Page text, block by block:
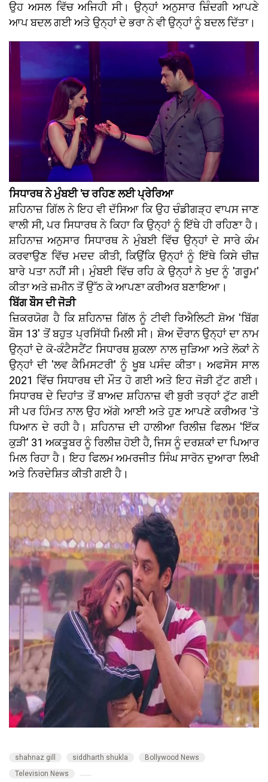
ਉਹ ਅਸਲ ਵਿੱਚ ਅਜਿਹੀ ਸੀ। ਉਨ੍ਹਾਂ ਅਨੁਸਾਰ ਜ਼ਿੰਦਗੀ ਆਪਣੇ
ਆਪ ਬਦਲ ਗਈ ਅਤੇ ਉਨ੍ਹਾਂ ਦੇ ਭਰਾ ਨੇ ਵੀ ਉਨ੍ਹਾਂ ਨੂੰ ਬਦਲ ਦਿੱਤਾ।
ਸਿਧਾਰਥ ਨੇ ਮੁੰਬਈ 'ਚ ਰਹਿਣ ਲਈ ਪ੍ਰੇਰਿਆ
ਸ਼ਹਿਨਾਜ਼ ਗਿੱਲ ਨੇ ਇਹ ਵੀ ਦੱਸਿਆ ਕਿ ਉਹ ਚੰਡੀਗੜ੍ਹ ਵਾਪਸ ਜਾਣ
ਵਾਲੀ ਸੀ, ਪਰ ਸਿਧਾਰਥ ਨੇ ਕਿਹਾ ਕਿ ਉਨ੍ਹਾਂ ਨੂੰ ਇੱਥੇ ਹੀ ਰਹਿਣਾ ਹੈ।
ਸ਼ਹਿਨਾਜ਼ ਅਨੁਸਾਰ ਸਿਧਾਰਥ ਨੇ ਮੁੰਬਈ ਵਿੱਚ ਉਨ੍ਹਾਂ ਦੇ ਸਾਰੇ ਕੰਮ
ਕਰਵਾਉਣ ਵਿੱਚ ਮਦਦ ਕੀਤੀ, ਕਿਉਂਕਿ ਉਨ੍ਹਾਂ ਨੂੰ ਇੱਥੇ ਕਿਸੇ ਚੀਜ਼
ਬਾਰੇ ਪਤਾ ਨਹੀਂ ਸੀ। ਮੁੰਬਈ ਵਿੱਚ ਰਹਿ ਕੇ ਉਨ੍ਹਾਂ ਨੇ ਖੁਦ ਨੂੰ 'ਗਰੂਮ'
ਕੀਤਾ ਅਤੇ ਜ਼ਮੀਨ ਤੋਂ ਉੱਠ ਕੇ ਆਪਣਾ ਕਰੀਅਰ ਬਣਾਇਆ।
ਬਿੱਗ ਬੌਸ ਦੀ ਜੋੜੀ
ਜ਼ਿਕਰਯੋਗ ਹੈ ਕਿ ਸ਼ਹਿਨਾਜ਼ ਗਿੱਲ ਨੂੰ ਟੀਵੀ ਰਿਐਲਿਟੀ ਸ਼ੋਅ 'ਬਿੱਗ
ਬੌਸ 13' ਤੋਂ ਬਹੁਤ ਪ੍ਰਸਿੱਧੀ ਮਿਲੀ ਸੀ। ਸ਼ੋਅ ਦੌਰਾਨ ਉਨ੍ਹਾਂ ਦਾ ਨਾਮ
ਉਨ੍ਹਾਂ ਦੇ ਕੋ-ਕੰਟੈਸਟੈਂਟ ਸਿਧਾਰਥ ਸ਼ੁਕਲਾ ਨਾਲ ਜੁੜਿਆ ਅਤੇ ਲੋਕਾਂ ਨੇ
ਉਨ੍ਹਾਂ ਦੀ 'ਲਵ ਕੈਮਿਸਟਰੀ' ਨੂੰ ਖੂਬ ਪਸੰਦ ਕੀਤਾ। ਅਫਸੋਸ ਸਾਲ
2021 ਵਿੱਚ ਸਿਧਾਰਥ ਦੀ ਮੌਤ ਹੋ ਗਈ ਅਤੇ ਇਹ ਜੋੜੀ ਟੁੱਟ ਗਈ।
ਸਿਧਾਰਥ ਦੇ ਦਿਹਾਂਤ ਤੋਂ ਬਾਅਦ ਸ਼ਹਿਨਾਜ਼ ਵੀ ਬੁਰੀ ਤਰ੍ਹਾਂ ਟੁੱਟ ਗਈ
ਸੀ ਪਰ ਹਿੰਮਤ ਨਾਲ ਉਹ ਅੱਗੇ ਆਈ ਅਤੇ ਹੁਣ ਆਪਣੇ ਕਰੀਅਰ 'ਤੇ
ਧਿਆਨ ਦੇ ਰਹੀ ਹੈ। ਸ਼ਹਿਨਾਜ਼ ਦੀ ਹਾਲੀਆ ਰਿਲੀਜ਼ ਫਿਲਮ 'ਇੱਕ
ਕੁੜੀ' 31 ਅਕਤੂਬਰ ਨੂੰ ਰਿਲੀਜ਼ ਹੋਈ ਹੈ, ਜਿਸ ਨੂੰ ਦਰਸ਼ਕਾਂ ਦਾ ਪਿਆਰ
ਮਿਲ ਰਿਹਾ ਹੈ। ਇਹ ਫਿਲਮ ਅਮਰਜੀਤ ਸਿੰਘ ਸਾਰੋਨ ਦੁਆਰਾ ਲਿਖੀ
ਅਤੇ ਨਿਰਦੇਸ਼ਿਤ ਕੀਤੀ ਗਈ ਹੈ।
shahnaz gill siddharth shukla
Bollywood News
Television News